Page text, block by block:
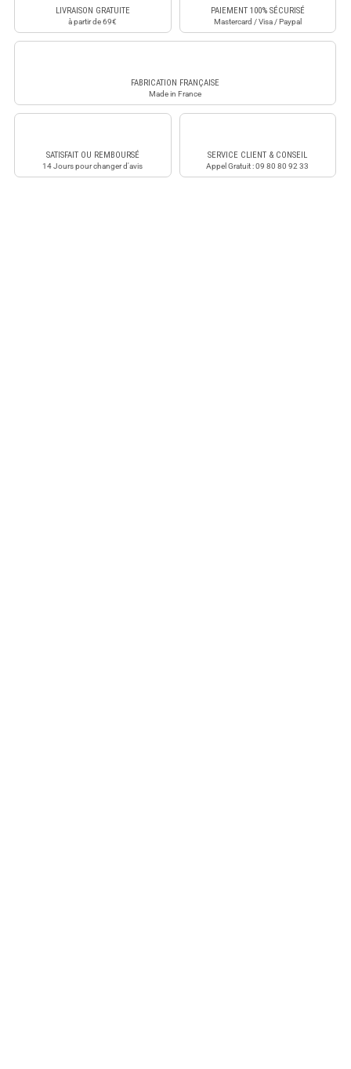
LIVRAISON GRATUITE
à partir de 69€
PAIEMENT 100% SÉCURISÉ
Mastercard / Visa / Paypal
FABRICATION FRANÇAISE
Made in France
SATISFAIT OU REMBOURSÉ
14 Jours pour changer d'avis
SERVICE CLIENT & CONSEIL
Appel Gratuit : 09 80 80 92 33